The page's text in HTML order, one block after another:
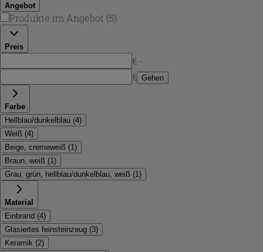
Angebot
Produkte im Angebot (5)
Preis
€ -
€ Gehen
Farbe
Hellblau/dunkelblau (4)
Weiß (4)
Beige, cremeweiß (1 )
Braun, weiß (1 )
Grau, grün, hellblau/dunkelblau, weiß (1 )
Material
Einbrand (4)
Glasiertes feinsteinzeug (3)
Keramik (2)